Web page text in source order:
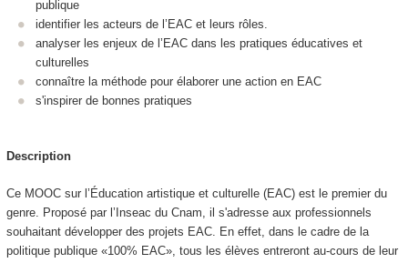
publique
identifier les acteurs de l’EAC et leurs rôles.
analyser les enjeux de l’EAC dans les pratiques éducatives et
culturelles
connaître la méthode pour élaborer une action en EAC
s'inspirer de bonnes pratiques
Description
Ce MOOCsur l’Éducation artistique et culturelle (EAC) est le premier du
genre. Proposé par l’Inseac du Cnam, il s'adresse aux professionnels
souhaitant développer des projets EAC. En effet, dans le cadre de la
politique publique «100% EAC», tous les élèves entreront au-cours de leur